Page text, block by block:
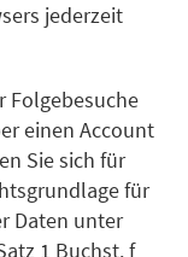
jederzeit
Folgebesuche
einen Account
Sie sich für
für
Daten unter
1 Buchst. f